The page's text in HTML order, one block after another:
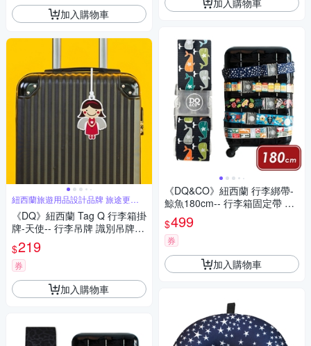
加入購物車
紐西蘭旅遊用品設計品牌 旅途更舒
適
《DQ》紐西蘭 Tag Q 行李箱掛
牌-天使-- 行李吊牌 識別吊牌
登機牌 姓名牌
$219
券
加入購物車
《DQ&CO》紐西蘭 行李綁帶-
鯨魚180cm-- 行李箱固定帶 扣
帶 束帶 綑綁帶 旅行箱帶 行李
束帶
$499
券
加入購物車